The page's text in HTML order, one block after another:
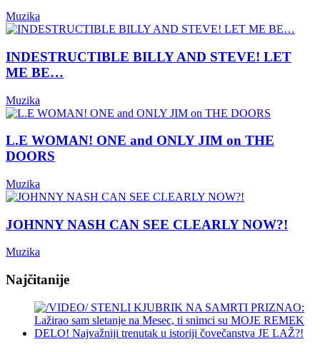
Muzika
INDESTRUCTIBLE BILLY AND STEVE! LET
ME BE…
Muzika
L.E WOMAN! ONE and ONLY JIM on THE
DOORS
Muzika
JOHNNY NASH CAN SEE CLEARLY NOW?!
Muzika
Najčitanije